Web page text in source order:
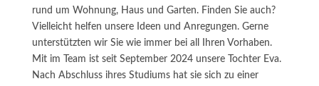
rund um Wohnung, Haus und Garten. Finden Sie auch?
Vielleicht helfen unsere Ideen und Anregungen. Gerne
unterstützten wir Sie wie immer bei all Ihren Vorhaben.
Mit im Team ist seit September 2024 unsere Tochter Eva.
Nach Abschluss ihres Studiums hat sie sich zu einer